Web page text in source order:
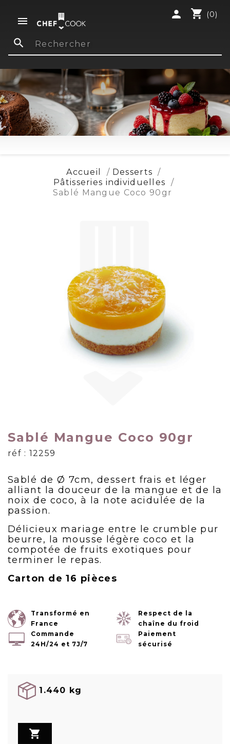

shopping_cart (0)
person
search
Accueil
Desserts
Pâtisseries individuelles
Sablé Mangue Coco 90gr
Sablé Mangue Coco 90gr
réf : 12259
Sablé de Ø 7cm, dessert frais et léger
alliant la douceur de la mangue et de la
noix de coco, à la note acidulée de la
passion.
Délicieux mariage entre le crumble pur
beurre, la mousse légère coco et la
compotée de fruits exotiques pour
terminer le repas.
Carton de 16 pièces
Transformé en
France
Respect de la
chaîne du froid
Commande
24H/24 et 7J/7
Paiement
sécurisé
1.440 kg
